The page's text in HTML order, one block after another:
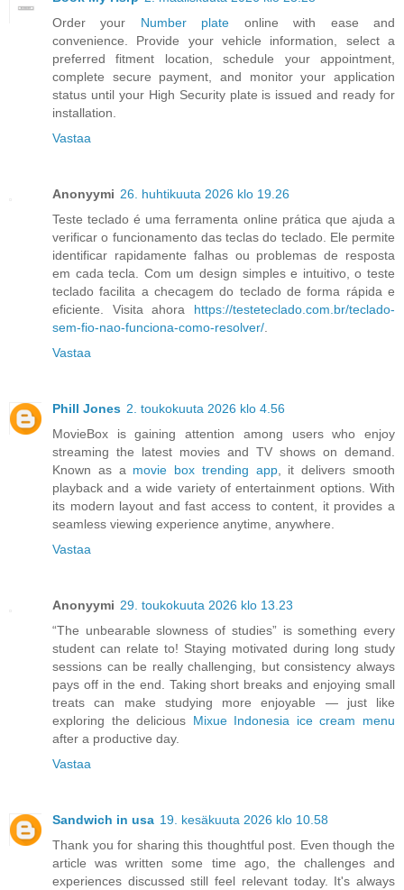
Order your Number plate online with ease and
convenience. Provide your vehicle information, select a
preferred fitment location, schedule your appointment,
complete secure payment, and monitor your application
status until your High Security plate is issued and ready for
installation.
Vastaa
Anonyymi 26. huhtikuuta 2026 klo 19.26
Teste teclado é uma ferramenta online prática que ajuda a
verificar o funcionamento das teclas do teclado. Ele permite
identificar rapidamente falhas ou problemas de resposta
em cada tecla. Com um design simples e intuitivo, o teste
teclado facilita a checagem do teclado de forma rápida e
eficiente. Visita ahora https://testeteclado.com.br/teclado-
sem-fio-nao-funciona-como-resolver/
Vastaa
Phill Jones 2. toukokuuta 2026 klo 4.56
MovieBox is gaining attention among users who enjoy
streaming the latest movies and TV shows on demand.
Known as a movie box trending app, it delivers smooth
playback and a wide variety of entertainment options. With
its modern layout and fast access to content, it provides a
seamless viewing experience anytime, anywhere.
Vastaa
Anonyymi 29. toukokuuta 2026 klo 13.23
“The unbearable slowness of studies” is something every
student can relate to! Staying motivated during long study
sessions can be really challenging, but consistency always
pays off in the end. Taking short breaks and enjoying small
treats can make studying more enjoyable — just like
exploring the delicious Mixue Indonesia ice cream menu
after a productive day.
Vastaa
Sandwich in usa 19. kesäkuuta 2026 klo 10.58
Thank you for sharing this thoughtful post. Even though the
article was written some time ago, the challenges and
experiences discussed still feel relevant today. It's always